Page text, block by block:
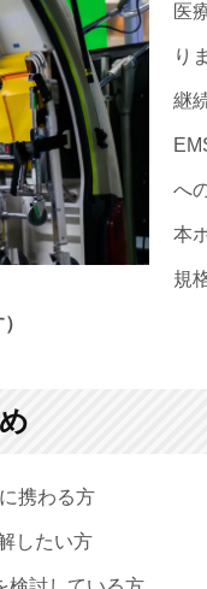
医
り
継
へ
本
規
携わる方
したい方